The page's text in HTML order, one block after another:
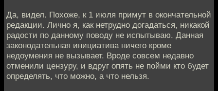
Да, видел. Похоже, к 1 июля примут в окончательной
редакции. Лично я, как нетрудно догадаться, никакой
радости по данному поводу не испытываю. Данная
законодательная инициатива ничего кроме
недоумения не вызывает. Вроде совсем недавно
отменили цензуру, и вдруг опять не пойми кто будет
определять, что можно, а что нельзя.